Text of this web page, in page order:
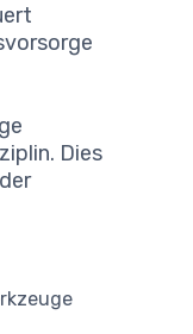
Dies